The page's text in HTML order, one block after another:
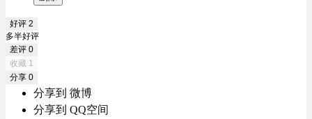
好评 2
多半好评
差评 0
收藏 1
分享 0
分享到 微博
分享到 QQ空间